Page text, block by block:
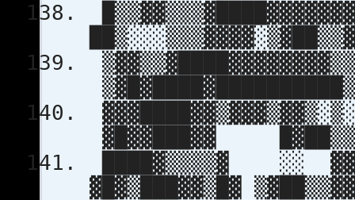
▓█▓▓███▓▓
████▓▒▒▒▒▓ ░░ ▓▓
▓█▓▒███▓▓▒█▓